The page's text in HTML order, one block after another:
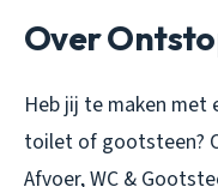
Over
Heb jij te maken met
toilet of gootsteen?
Afvoer, WC &